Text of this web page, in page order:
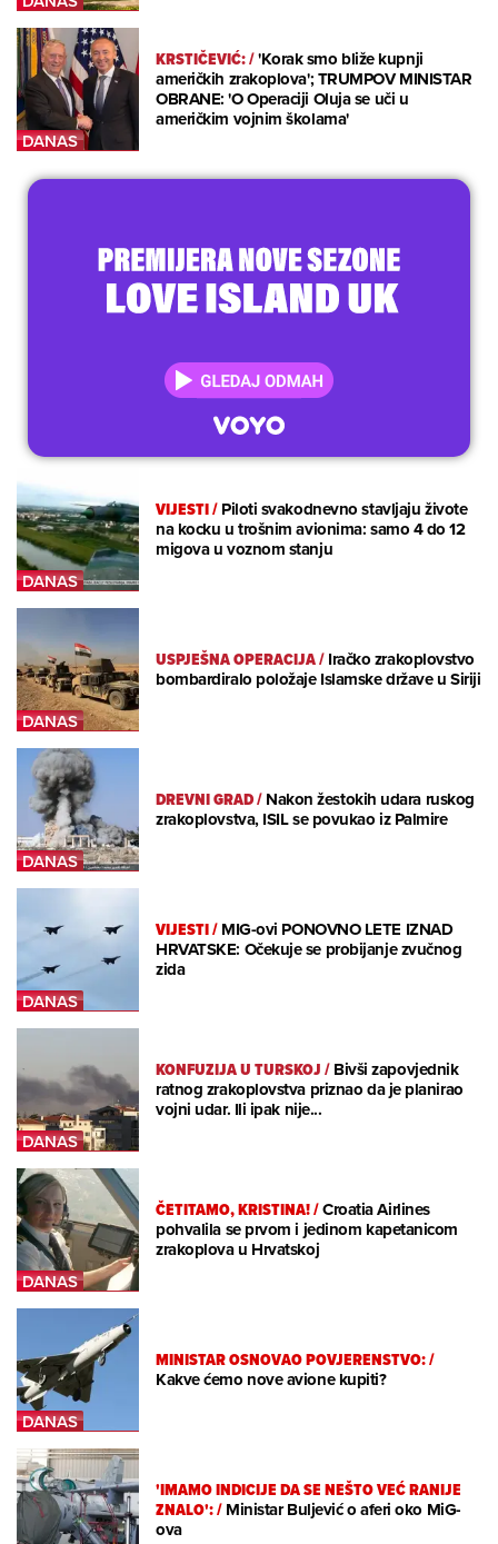
KRSTIČEVIĆ:/'Korak smo bliže kupnji
američkih zrakoplova'; TRUMPOV MINISTAR
OBRANE: 'O Operaciji Oluja se uči u
američkim vojnim školama'
VIJESTI/Piloti svakodnevno stavljaju živote
na kocku u trošnim avionima: samo 4 do 12
migova u voznom stanju
USPJEŠNA OPERACIJA/Iračko zrakoplovstvo
bombardiralo položaje Islamske države u Siriji
DREVNI GRAD/Nakon žestokih udara ruskog
zrakoplovstva, ISIL se povukao iz Palmire
VIJESTI/MIG-ovi PONOVNO LETE IZNAD
HRVATSKE: Očekuje se probijanje zvučnog
zida
KONFUZIJA U TURSKOJ/Bivši zapovjednik
ratnog zrakoplovstva priznao da je planirao
vojni udar. Ili ipak nije...
ČETITAMO, KRISTINA!/Croatia Airlines
pohvalila se prvom i jedinom kapetanicom
zrakoplova u Hrvatskoj
MINISTAR OSNOVAO POVJERENSTVO:/
Kakve ćemo nove avione kupiti?
'IMAMO INDICIJE DA SE NEŠTO VEĆ RANIJE
ZNALO':/Ministar Buljević o aferi oko MiG-
ova